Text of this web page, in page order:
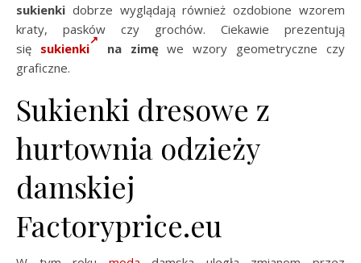
sukienki dobrze wyglądają również ozdobione wzorem
kraty, pasków czy grochów. Ciekawie prezentują
się sukienki na zimęwe wzory geometryczne czy
graficzne.
Sukienki dresowe z
hurtownia odzieży
damskiej
Factoryprice.eu